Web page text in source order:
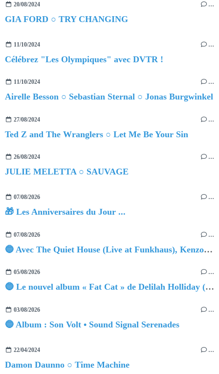
20/08/2024 …
GIA FORD ○ TRY CHANGING
11/10/2024 …
Célébrez "Les Olympiques" avec DVTR !
11/10/2024 …
Airelle Besson ○ Sebastian Sternal ○ Jonas Burgwinkel
27/08/2024 …
Ted Z and The Wranglers ○ Let Me Be Your Sin
26/08/2024 …
JULIE MELETTA ○ SAUVAGE
07/08/2026 …
🎁 Les Anniversaires du Jour ...
07/08/2026 …
🔵 Avec The Quiet House (Live at Funkhaus), Kenzo Zurzolo livre une performance aussi intense qu'envoûtante.
05/08/2026 …
🔵 Le nouvel album « Fat Cat » de Delilah Holliday (sortie le 30 Octobre 2026)
03/08/2026 …
🔵 Album : Son Volt • Sound Signal Serenades
22/04/2024 …
Damon Daunno ○ Time Machine